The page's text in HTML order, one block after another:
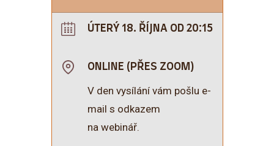
ÚTERÝ 18. ŘÍJNA OD 20:15
ONLINE (PŘES ZOOM)
V den vysílání vám pošlu e-
mail s odkazem
na webinář.